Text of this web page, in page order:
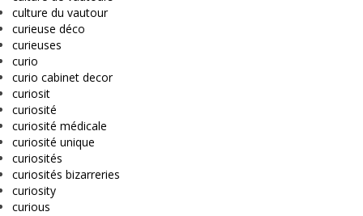
culture du vautour
curieuse déco
curieuses
curio
curio cabinet decor
curiosit
curiosité
curiosité médicale
curiosité unique
curiosités
curiosités bizarreries
curiosity
curious